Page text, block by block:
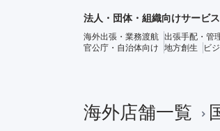
法人・団体・組織向けサービス
海外出張・業務渡航 出張手配・管
官公庁・自治体向け
地方創生 ビ
海外店舗一覧